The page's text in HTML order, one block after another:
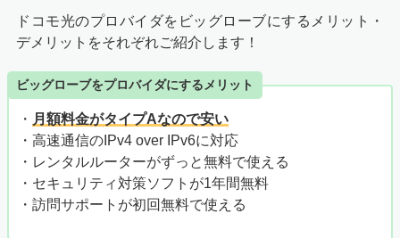
ドコモ光のプロバイダをビッグローブにするメリット・
デメリットをそれぞれご紹介します！
ビッグローブをプロバイダにするメリット
・ 月額料金がタイプAなので安い
・高速通信のIPv4 over IPv6に対応
・レンタルルーターがずっと無料で使える
・セキュリティ対策ソフトが1年間無料
・訪問サポートが初回無料で使える